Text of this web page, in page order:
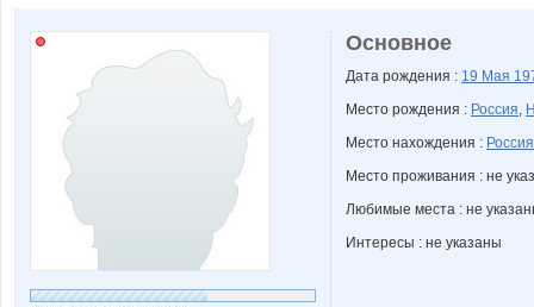
Основное
Дата рождения : 19 Мая
Место рождения : Россия,
Место нахождения : Россия
Место проживания : не
Любимые места : не
Интересы : не указаны